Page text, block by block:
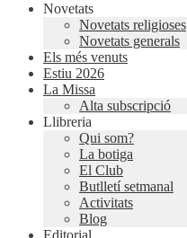
Novetats
Novetats religioses
Novetats generals
Els més venuts
Estiu 2026
La Missa
Alta subscripció
Llibreria
Qui som?
La botiga
El Club
Butlletí setmanal
Activitats
Blog
Editorial